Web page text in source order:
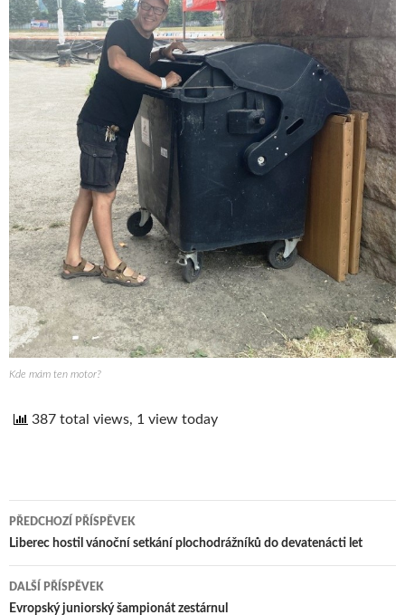
Kde mám ten motor?
387 total views, 1 view today
Navigace
pro
PŘEDCHOZÍ PŘÍSPĚVEK
Liberec hostil vánoční setkání plochodrážníků do devatenácti let
DALŠÍ PŘÍSPĚVEK
Evropský juniorský šampionát zestárnul